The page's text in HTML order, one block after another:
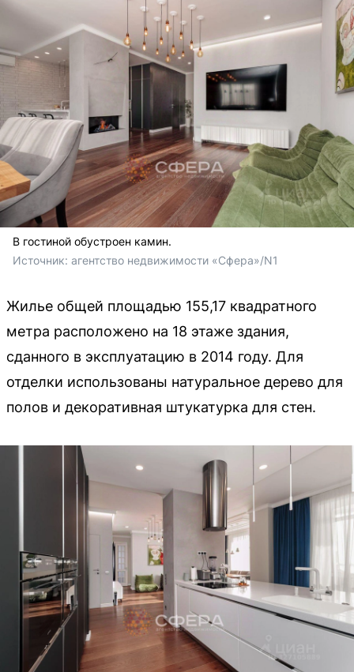
В гостиной обустроен камин.
Источник: агентство недвижимости «Сфера»/N1
Жилье общей площадью 155,17 квадратного
метра расположено на 18 этаже здания,
сданного в эксплуатацию в 2014 году. Для
отделки использованы натуральное дерево для
полов и декоративная штукатурка для стен.